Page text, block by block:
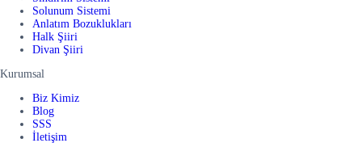
Solunum Sistemi
Anlatım Bozuklukları
Halk Şiiri
Divan Şiiri
Kurumsal
Biz Kimiz
Blog
SSS
İletişim